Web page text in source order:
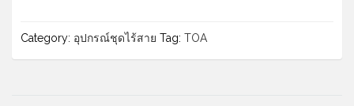
Category: อุปกรณ์ชุดไร้สาย Tag: TOA